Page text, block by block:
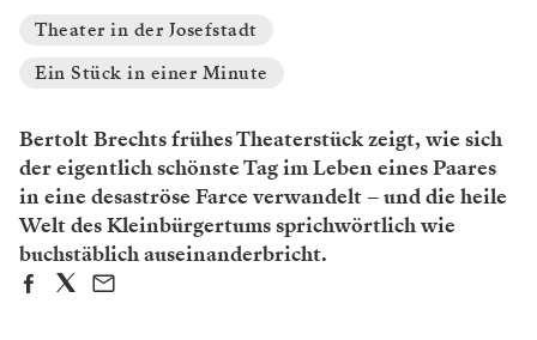
Theater in der Josefstadt
Ein Stück in einer Minute
Bertolt Brechts frühes Theaterstück zeigt, wie sich
der eigentlich schönste Tag im Leben eines Paares
in eine desaströse Farce verwandelt – und die heile
Welt des Kleinbürgertums sprichwörtlich wie
buchstäblich auseinanderbricht.